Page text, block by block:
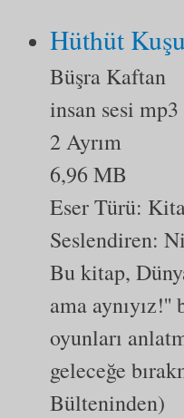
Hüthüt
Büşra Kaftan
insan sesi mp3
2 Ayrım
6,96 MB
Eser Türü:
Seslendiren:
Bu kitap,
ama
oyunları
geleceğe
Bülteninden)